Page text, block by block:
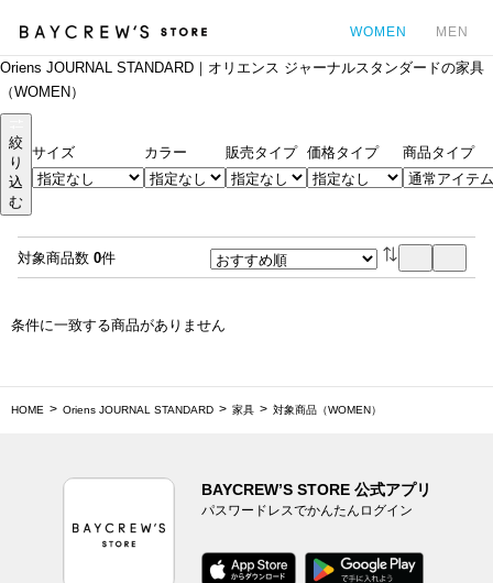
WOMEN MEN
Oriens JOURNAL STANDARD｜オリエンス ジャーナルスタンダードの家具
（WOMEN）
絞
り
込
む
サイズ カラー 販売タイプ 価格タイプ 商品タイプ
対象商品数 0件
条件に一致する商品がありません
HOME Oriens JOURNAL STANDARD 家具 対象商品（WOMEN）
BAYCREW’S STORE 公式アプリ
パスワードレスでかんたんログイン